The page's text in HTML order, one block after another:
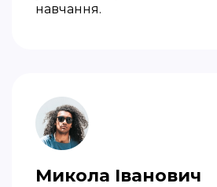
навчання.
Микола Іванович